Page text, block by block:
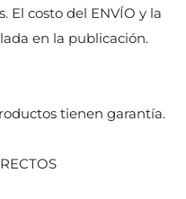
El costo del ENVÍO y la
en la publicación.
tienen garantía.